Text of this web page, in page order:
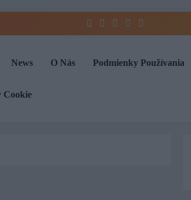
News O Nás Podmienky Používania
Cookie